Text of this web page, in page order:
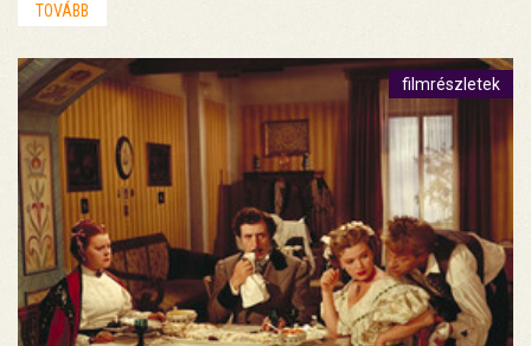
TOVÁBB
filmrészletek